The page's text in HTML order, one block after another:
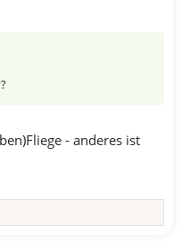
- anderes ist